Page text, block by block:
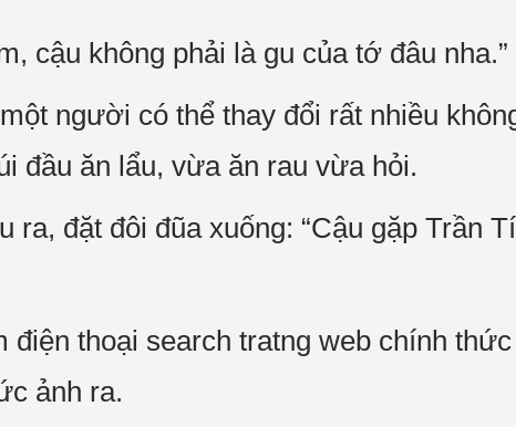
cậu không phải là gu của tớ đâu nha.”
người có thể thay đổi rất nhiều
đầu ăn lẩu, vừa ăn rau vừa hỏi.
ra, đặt đôi đũa xuống: “Cậu gặp Trần
điện thoại search tratng web chính
ảnh ra.